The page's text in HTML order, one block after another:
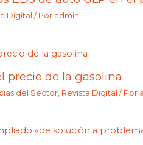
Digital / Por admin
precio de la gasolina
del Sector Revista Digital / Por